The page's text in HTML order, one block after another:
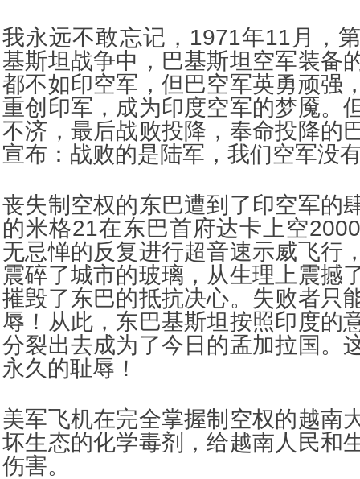
我永远不敢忘记，1971年11月，
基斯坦战争中，巴基斯坦空军装备
都不如印空军，但巴空军英勇顽强
重创印军，成为印度空军的梦魇。
不济，最后战败投降，奉命投降的
宣布：战败的是陆军，我们空军没
丧失制空权的东巴遭到了印空军的
的米格21在东巴首府达卡上空
无忌惮的反复进行超音速示威飞行
震碎了城市的玻璃，从生理上震撼
摧毁了东巴的抵抗决心。失败者只
辱！从此，东巴基斯坦按照印度的
分裂出去成为了今日的孟加拉国。
永久的耻辱！
美军飞机在完全掌握制空权的越南
坏生态的化学毒剂，给越南人民和
伤害。